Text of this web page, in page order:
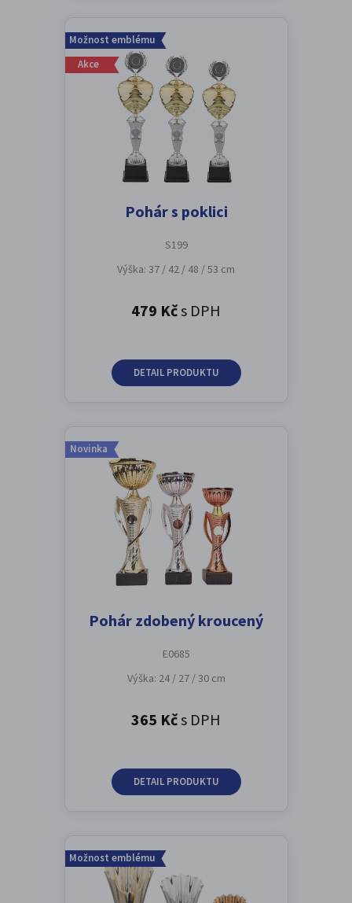
Možnost emblému
Akce
Pohár s poklici
S199
Výška: 37 / 42 / 48 / 53 cm
479 Kčs DPH
DETAIL PRODUKTU
Novinka
Pohár zdobený kroucený
E0685
Výška: 24 / 27 / 30 cm
365 Kčs DPH
DETAIL PRODUKTU
Možnost emblému